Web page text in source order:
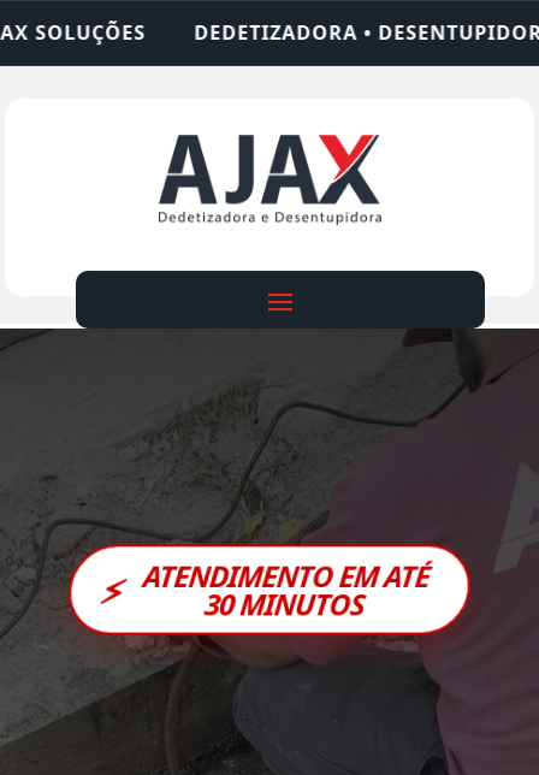
• DESENTUPIDORA • LIMPEZA DE
⚡ ATENDIMENTO EM ATÉ
30 MINUTOS